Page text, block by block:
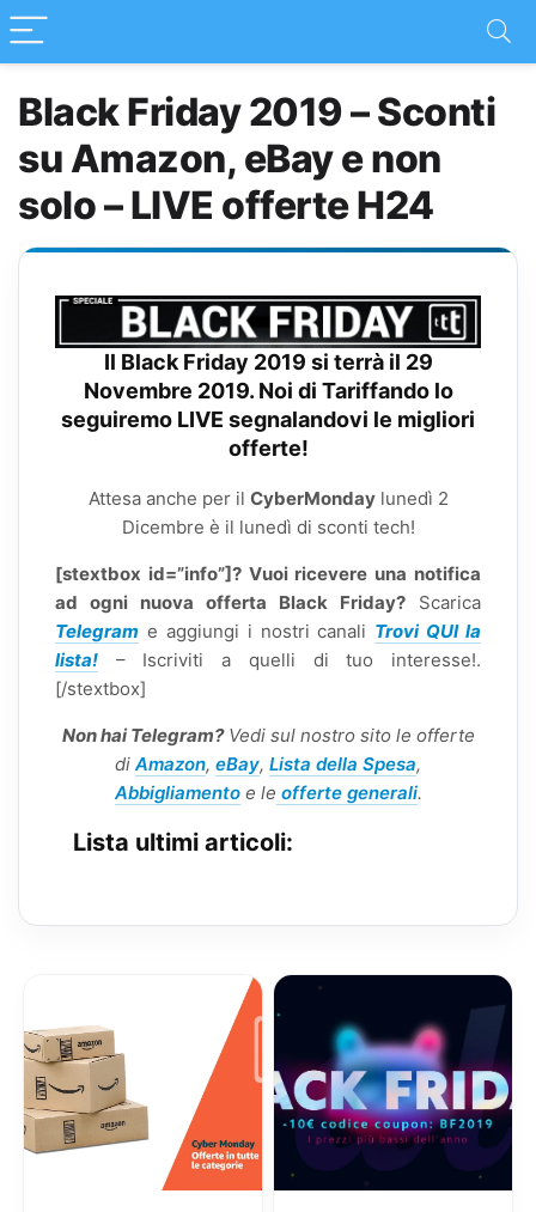
Black Friday 2019 – Sconti
su Amazon, eBay e non
solo – LIVE offerte H24
Il Black Friday 2019 si terrà il 29
Novembre 2019. Noi di Tariffando lo
seguiremo LIVE segnalandovi le migliori
offerte!
Attesa anche per il CyberMondaylunedì 2
Dicembre è il lunedì di sconti tech!
[stextbox id=”info”]? Vuoi ricevere una notifica
ad ogni nuova offerta Black Friday? Scarica
Telegram e aggiungi i nostri canali Trovi QUI la
lista! – Iscriviti a quelli di tuo interesse!.
[/stextbox]
Non hai Telegram?Vedi sul nostro sito le offerte
diAmazon, eBay, Lista della Spesa,
Abbigliamentoe le offerte generali.
Lista ultimi articoli: